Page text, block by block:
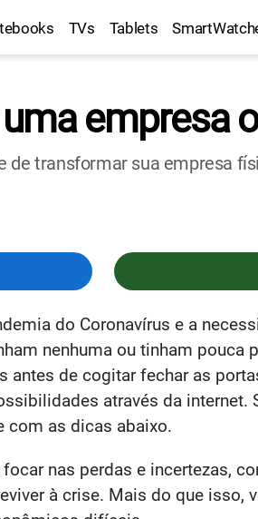
TVs Tablets
empresa
transformar sua empresa
do Coronavírus e a
nenhuma ou tinham pouca
antes de cogitar fechar as
através da
com as dicas abaixo.
focar nas perdas e incertezas,
à crise. Mais do que isso,